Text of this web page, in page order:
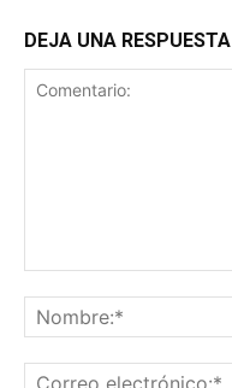
DEJA UNA RESPUESTA